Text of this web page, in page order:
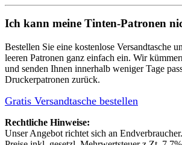
Ich kann meine Tinten-Patronen
Bestellen Sie eine kostenlose Versandtasche
leeren Patronen ganz einfach ein. Wir
und senden Ihnen innerhalb weniger Tage
Druckerpatronen zurück.
Gratis Versandtasche bestellen
Rechtliche Hinweise:
Unser Angebot richtet sich an